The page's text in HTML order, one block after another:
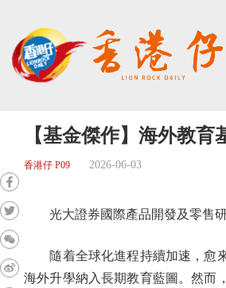
【基金傑作】海外教育
香港仔 P09 2026-06-03
光大證券國際產品開發及零售
隨着全球化進程持續加速，愈
海外升學納入長期教育藍圖。然而